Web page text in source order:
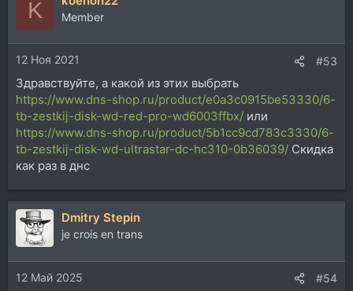
K Member
12 Ноя 2021 #53
Здравствуйте, а какой из этих выбрать
https://www.dns-shop.ru/product/e0a3c0915be53330/6-
tb-zestkij-disk-wd-red-pro-wd6003ffbx/ или
https://www.dns-shop.ru/product/5b1cc9cd783c3330/6-
tb-zestkij-disk-wd-ultrastar-dc-hc310-0b36039/ Скидка
как раз в днс
Dmitry Stepin
je crois en trans
12 Май 2025 #54